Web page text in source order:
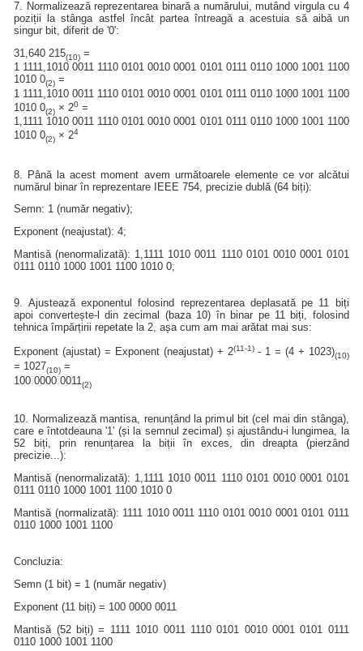
7. Normalizează reprezentarea binară a numărului, mutând virgula cu 4
poziții la stânga astfel încât partea întreagă a acestuia să aibă un
singur bit, diferit de '0':
31,640 215(10) =
1 1111,1010 0011 1110 0101 0010 0001 0101 0111 0110 1000 1001 1100
1010 0(2) =
1 1111,1010 0011 1110 0101 0010 0001 0101 0111 0110 1000 1001 1100
1010 0(2) × 20 =
1,1111 1010 0011 1110 0101 0010 0001 0101 0111 0110 1000 1001 1100
1010 0(2) × 24
8. Până la acest moment avem următoarele elemente ce vor alcătui
numărul binar în reprezentare IEEE 754, precizie dublă (64 biți):
Semn: 1 (număr negativ);
Exponent (neajustat): 4;
Mantisă (nenormalizată): 1,1111 1010 0011 1110 0101 0010 0001 0101
0111 0110 1000 1001 1100 1010 0;
9. Ajustează exponentul folosind reprezentarea deplasată pe 11 biți
apoi convertește-l din zecimal (baza 10) în binar pe 11 biți, folosind
tehnica împărțirii repetate la 2, așa cum am mai arătat mai sus:
Exponent (ajustat) = Exponent (neajustat) + 2(11-1)- 1 = (4 + 1023)(10)
= 1027(10) =
100 0000 0011(2)
10. Normalizează mantisa, renunțând la primul bit (cel mai din stânga),
care e întotdeauna '1' (și la semnul zecimal) și ajustându-i lungimea, la
52 biți, prin renunțarea la biții în exces, din dreapta (pierzând
precizie...):
Mantisă (nenormalizată): 1,1111 1010 0011 1110 0101 0010 0001 0101
0111 0110 1000 1001 1100 1010 0
Mantisă (normalizată): 1111 1010 0011 1110 0101 0010 0001 0101 0111
0110 1000 1001 1100
Concluzia:
Semn (1 bit) = 1 (număr negativ)
Exponent (11 biți) = 100 0000 0011
Mantisă (52 biți) = 1111 1010 0011 1110 0101 0010 0001 0101 0111
0110 1000 1001 1100